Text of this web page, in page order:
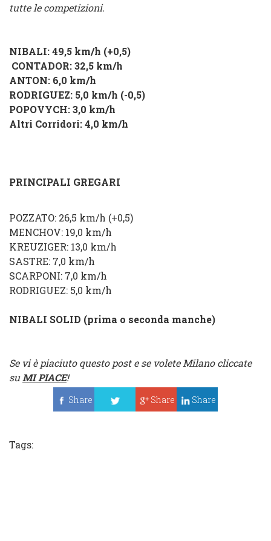
tutte le competizioni.
NIBALI: 49,5 km/h (+0,5)
CONTADOR: 32,5 km/h
ANTON: 6,0 km/h
RODRIGUEZ: 5,0 km/h (-0,5)
POPOVYCH: 3,0 km/h
Altri Corridori: 4,0 km/h
PRINCIPALI GREGARI
POZZATO: 26,5 km/h (+0,5)
MENCHOV: 19,0 km/h
KREUZIGER: 13,0 km/h
SASTRE: 7,0 km/h
SCARPONI: 7,0 km/h
RODRIGUEZ: 5,0 km/h
NIBALI SOLID (prima o seconda manche)
Se vi è piaciuto questo post e se volete Milano cliccate
suMI PIACE!
Share
Share Share
Tags: